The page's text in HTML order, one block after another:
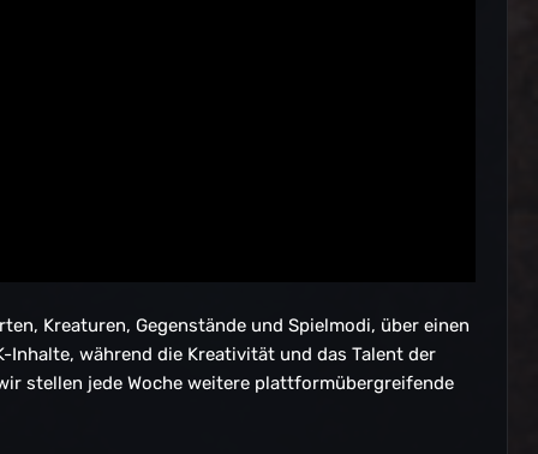
Kreaturen, Gegenstände und Spielmodi, über einen
Inhalte, während die Kreativität und das Talent der
stellen jede Woche weitere plattformübergreifende